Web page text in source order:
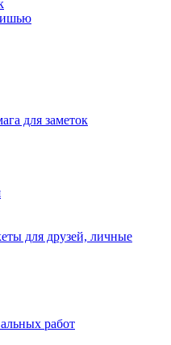
для заметок
для друзей, личные
работ